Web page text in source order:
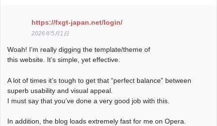
https://fxgt-japan.net/login/
2026年5月1日
Woah! I’m really digging the template/theme of
this website. It’s simple, yet effective.
A lot of times it’s tough to get that “perfect balance” between
superb usability and visual appeal.
I must say that you’ve done a very good job with this.
In addition, the blog loads extremely fast for me on Opera.